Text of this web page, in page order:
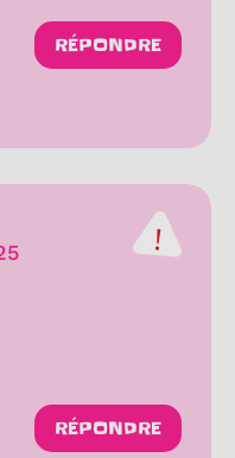
réactions
RÉPONDRE
réactions
RÉPONDRE